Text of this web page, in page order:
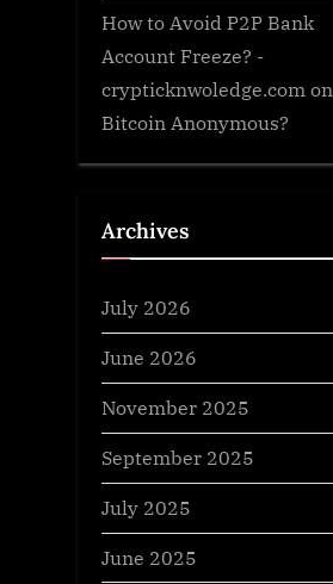
How to Avoid P2P Bank
Account Freeze? -
crypticknwoledge.com on
Bitcoin Anonymous?
Archives
July 2026
June 2026
November 2025
September 2025
July 2025
June 2025